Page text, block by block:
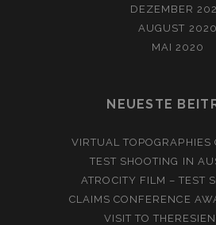
DEZEMBER
AUGUST 2020
MAI 2020
NEUESTE
VIRTUAL TOPOGRAPHIES
TEST SHOOTING IN
ATROCITY FILM – TEST
CLAIMS CONFERENCE
VISIT TO